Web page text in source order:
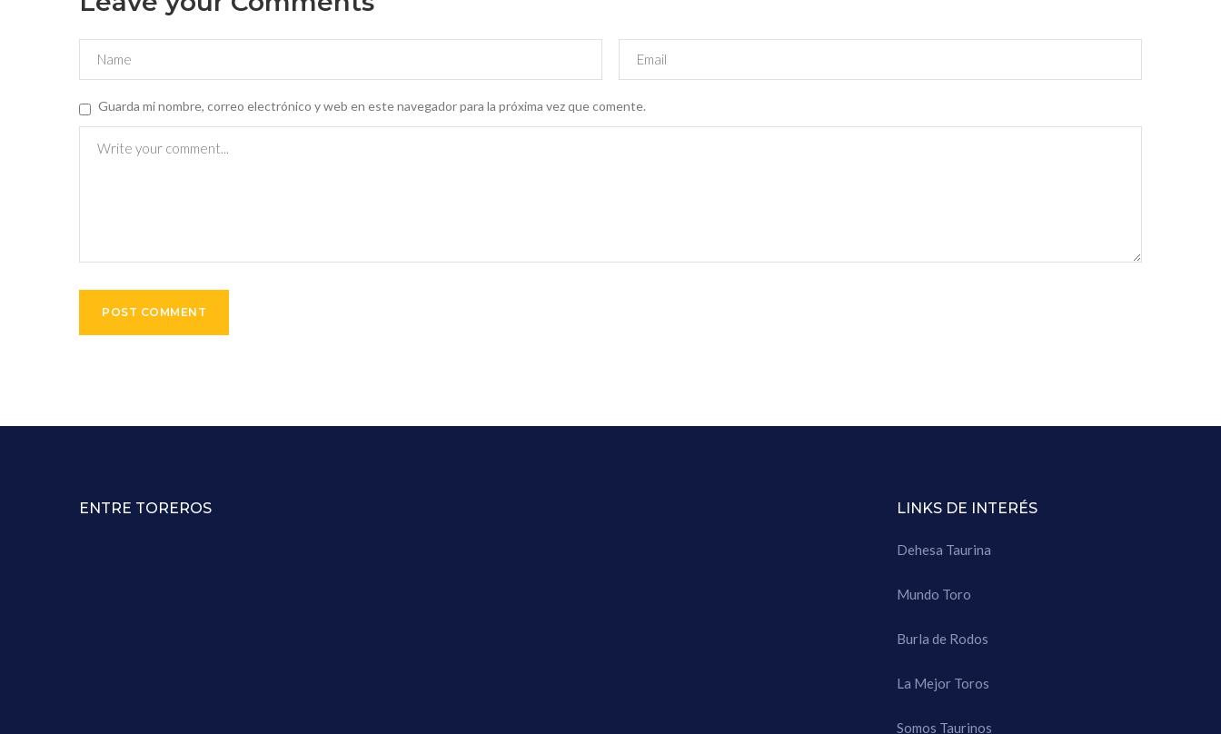
Guarda mi nombre, correo electrónico y web en este navegador para la próxima vez que comente.
ENTRE TOREROS LINKS DE INTERÉS
Dehesa Taurina
Mundo Toro
Burla de Rodos
La Mejor Toros
Somos Taurinos